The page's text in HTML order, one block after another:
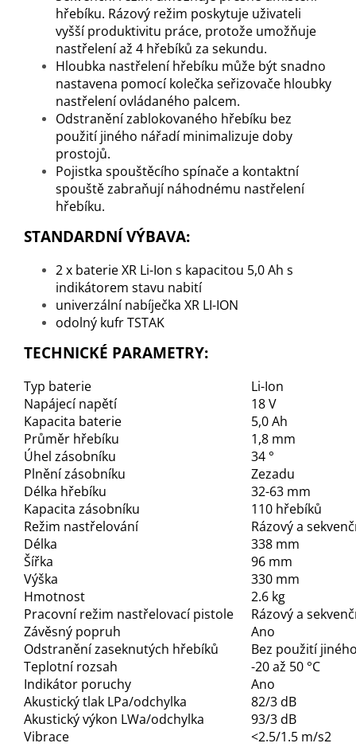
hřebíku. Rázový režim poskytuje uživateli
vyšší produktivitu práce, protože umožňuje
nastřelení až 4 hřebíků za sekundu.
Hloubka nastřelení hřebíku může být snadno
nastavena pomocí kolečka seřizovače hloubky
nastřelení ovládaného palcem.
Odstranění zablokovaného hřebíku bez
použití jiného nářadí minimalizuje doby
prostojů.
Pojistka spouštěcího spínače a kontaktní
spouště zabraňují náhodnému nastřelení
hřebíku.
STANDARDNÍ VÝBAVA:
2 x baterie XR Li-Ion s kapacitou 5,0 Ah s
indikátorem stavu nabití
univerzální nabíječka XR LI-ION
odolný kufr TSTAK
TECHNICKÉ PARAMETRY:
Typ baterie
Li-Ion
Napájecí napětí
18 V
Kapacita baterie
5,0 Ah
Průměr hřebíku
1,8 mm
Úhel zásobníku
34 °
Plnění zásobníku
Zezadu
Délka hřebíku
32-63 mm
Kapacita zásobníku
110 hřebíků
Režim nastřelování
Rázový a
Délka
338 mm
Šířka
96 mm
Výška
330 mm
Hmotnost
2.6 kg
Pracovní režim nastřelovací pistole
Rázový a
Závěsný popruh
Ano
Odstranění zaseknutých hřebíků
Bez použití
Teplotní rozsah
-20 až 50 °C
Indikátor poruchy
Ano
Akustický tlak LPa/odchylka
82/3 dB
Akustický výkon LWa/odchylka
93/3 dB
Vibrace
<2.5/1.5 m/s2